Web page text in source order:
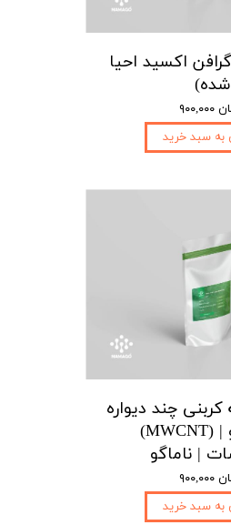
اکسید احیا
شده)
به سبد خرید
کربنی چند دیواره
(MWCNT) | قیمت و
| ناماگو
به سبد خرید